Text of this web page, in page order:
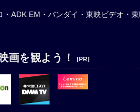
・ADK EM・バンダイ・東映ビデオ・
画を観よう！ [PR]